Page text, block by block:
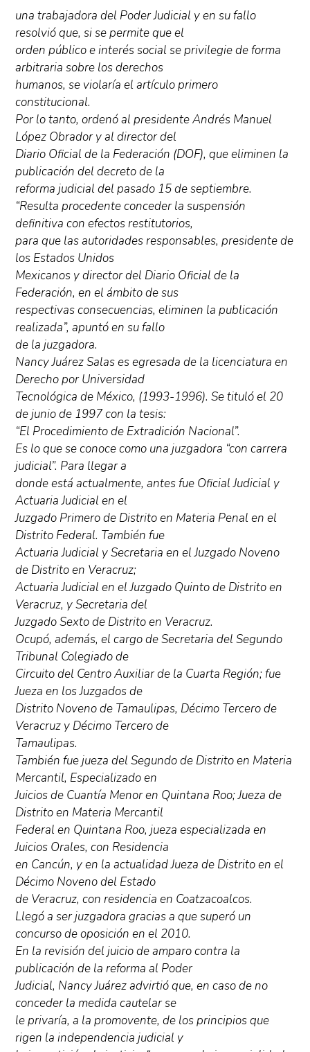
una trabajadora del Poder Judicial y en su fallo
resolvió que, si se permite que el
orden público e interés social se privilegie de forma
arbitraria sobre los derechos
humanos, se violaría el artículo primero
constitucional.
Por lo tanto, ordenó al presidente Andrés Manuel
López Obrador y al director del
Diario Oficial de la Federación (DOF), que eliminen la
publicación del decreto de la
reforma judicial del pasado 15 de septiembre.
“Resulta procedente conceder la suspensión
definitiva con efectos restitutorios,
para que las autoridades responsables, presidente de
los Estados Unidos
Mexicanos y director del Diario Oficial de la
Federación, en el ámbito de sus
respectivas consecuencias, eliminen la publicación
realizada”, apuntó en su fallo
de la juzgadora.
Nancy Juárez Salas es egresada de la licenciatura en
Derecho por Universidad
Tecnológica de México, (1993-1996). Se tituló el 20
de junio de 1997 con la tesis:
“El Procedimiento de Extradición Nacional”.
Es lo que se conoce como una juzgadora “con carrera
judicial”. Para llegar a
donde está actualmente, antes fue Oficial Judicial y
Actuaria Judicial en el
Juzgado Primero de Distrito en Materia Penal en el
Distrito Federal. También fue
Actuaria Judicial y Secretaria en el Juzgado Noveno
de Distrito en Veracruz;
Actuaria Judicial en el Juzgado Quinto de Distrito en
Veracruz, y Secretaria del
Juzgado Sexto de Distrito en Veracruz.
Ocupó, además, el cargo de Secretaria del Segundo
Tribunal Colegiado de
Circuito del Centro Auxiliar de la Cuarta Región; fue
Jueza en los Juzgados de
Distrito Noveno de Tamaulipas, Décimo Tercero de
Veracruz y Décimo Tercero de
Tamaulipas.
También fue jueza del Segundo de Distrito en Materia
Mercantil, Especializado en
Juicios de Cuantía Menor en Quintana Roo; Jueza de
Distrito en Materia Mercantil
Federal en Quintana Roo, jueza especializada en
Juicios Orales, con Residencia
en Cancún, y en la actualidad Jueza de Distrito en el
Décimo Noveno del Estado
de Veracruz, con residencia en Coatzacoalcos.
Llegó a ser juzgadora gracias a que superó un
concurso de oposición en el 2010.
En la revisión del juicio de amparo contra la
publicación de la reforma al Poder
Judicial, Nancy Juárez advirtió que, en caso de no
conceder la medida cautelar se
le privaría, a la promovente, de los principios que
rigen la independencia judicial y